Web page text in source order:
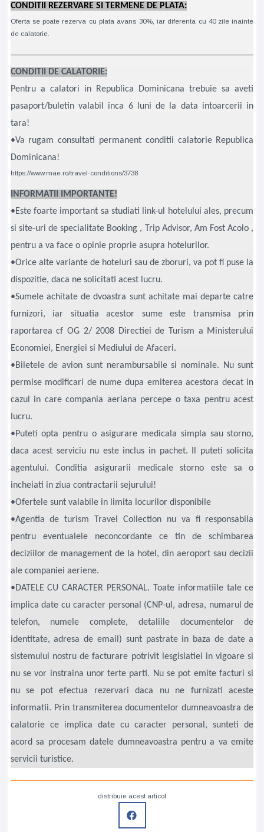
CONDITII REZERVARE SI TERMENE DE PLATA:
Oferta se poate rezerva cu plata avans 30%, iar diferenta cu 40 zile inainte
de calatorie.
CONDITII DE CALATORIE:
Pentru a calatori in Republica Dominicana trebuie sa aveti
pasaport/buletin valabil inca 6 luni de la data intoarcerii in
tara!
•Va rugam consultati permanent conditii calatorie Republica
Dominicana!
https://www.mae.ro/travel-conditions/3738
INFORMATII IMPORTANTE!
•Este foarte important sa studiati link-ul hotelului ales, precum
si site-uri de specialitate Booking , Trip Advisor, Am Fost Acolo ,
pentru a va face o opinie proprie asupra hotelurilor.
•Orice alte variante de hoteluri sau de zboruri, va pot fi puse la
dispozitie, daca ne solicitati acest lucru.
•Sumele achitate de dvoastra sunt achitate mai departe catre
furnizori, iar situatia acestor sume este transmisa prin
raportarea cf OG 2/ 2008 Directiei de Turism a Ministerului
Economiei, Energiei si Mediului de Afaceri.
•Biletele de avion sunt nerambursabile si nominale. Nu sunt
permise modificari de nume dupa emiterea acestora decat in
cazul in care compania aeriana percepe o taxa pentru acest
lucru.
•Puteti opta pentru o asigurare medicala simpla sau storno,
daca acest serviciu nu este inclus in pachet. Il puteti solicita
agentului. Conditia asigurarii medicale storno este sa o
incheiati in ziua contractarii sejurului!
•Ofertele sunt valabile in limita locurilor disponibile
•Agentia de turism Travel Collection nu va fi responsabila
pentru eventualele neconcordante ce tin de schimbarea
deciziilor de management de la hotel, din aeroport sau decizii
ale companiei aeriene.
•DATELE CU CARACTER PERSONAL. Toate informatiile tale ce
implica date cu caracter personal (CNP-ul, adresa, numarul de
telefon, numele complete, detaliile documentelor de
identitate, adresa de email) sunt pastrate in baza de date a
sistemului nostru de facturare potrivit lesgislatiei in vigoare si
nu se vor instraina unor terte parti. Nu se pot emite facturi si
nu se pot efectua rezervari daca nu ne furnizati aceste
informatii. Prin transmiterea documentelor dumneavoastra de
calatorie ce implica date cu caracter personal, sunteti de
acord sa procesam datele dumneavoastra pentru a va emite
servicii turistice.
distribuie acest articol